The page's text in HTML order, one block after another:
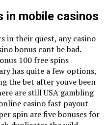
in mobile casinos
in their quest, any casino
bonus cant be bad.
100 free spins
has quite a few options,
the bet after youve been
are still USA gambling
casino fast payout
spin are five bonuses for